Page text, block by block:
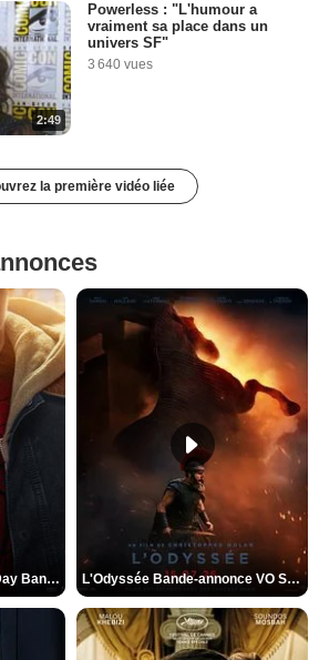
2:49
Powerless : "L'humour a
vraiment sa place dans un
univers SF"
3 640 vues
la première vidéo liée
Spider-Man: Brand New Day Bande-annonce VO STFR L'Odyssée Bande-annonce VO STFR